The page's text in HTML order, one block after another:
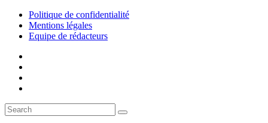
Politique de confidentialité
Mentions légales
Equipe de rédacteurs